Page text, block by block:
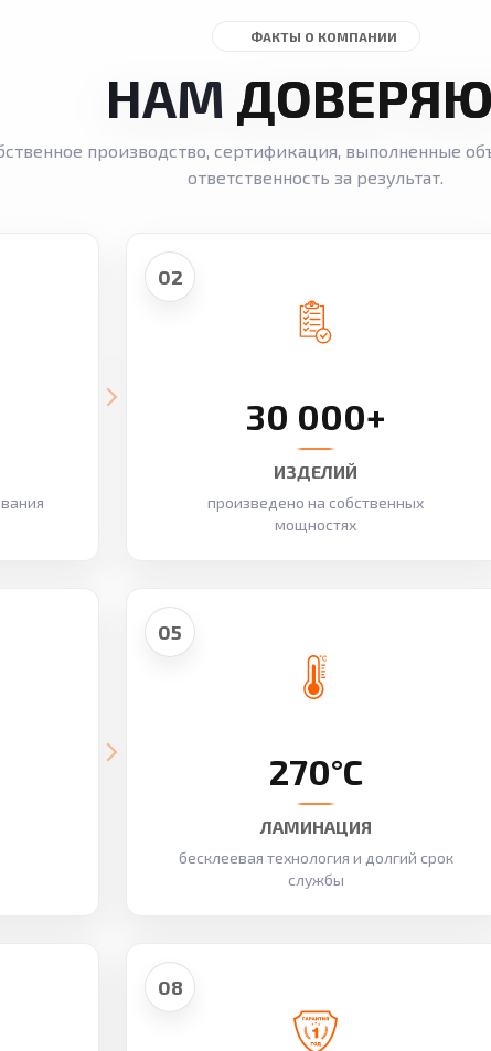
ФАКТЫ О КОМПАНИИ
НАМ
производство, сертификация, выполненные
ответственность за результат.
02
30 000+
ИЗДЕЛИЙ
произведено на собственных
мощностях
05
270°C
ЛАМИНАЦИЯ
бесклеевая технология и долгий срок
службы
08